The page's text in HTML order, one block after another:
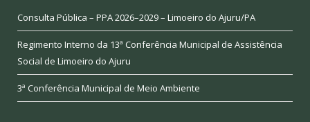
Consulta Pública – PPA 2026–2029 – Limoeiro do Ajuru/PA
Regimento Interno da 13ª Conferência Municipal de Assistência
Social de Limoeiro do Ajuru
3ª Conferência Municipal de Meio Ambiente